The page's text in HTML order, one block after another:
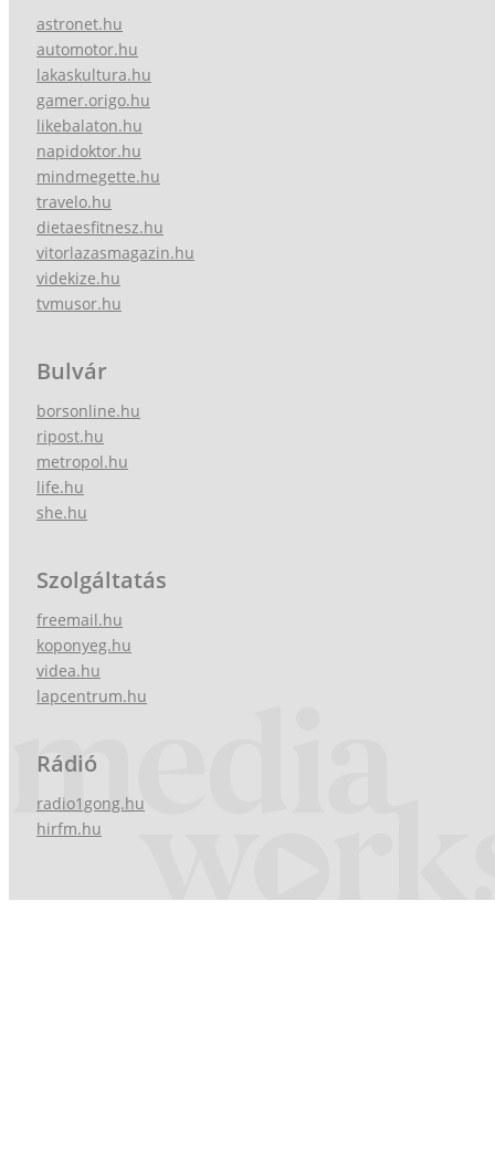
astronet.hu
automotor.hu
lakaskultura.hu
gamer.origo.hu
likebalaton.hu
napidoktor.hu
mindmegette.hu
travelo.hu
dietaesfitnesz.hu
vitorlazasmagazin.hu
videkize.hu
tvmusor.hu
Bulvár
borsonline.hu
ripost.hu
metropol.hu
life.hu
she.hu
Szolgáltatás
freemail.hu
koponyeg.hu
videa.hu
lapcentrum.hu
Rádió
radio1gong.hu
hirfm.hu